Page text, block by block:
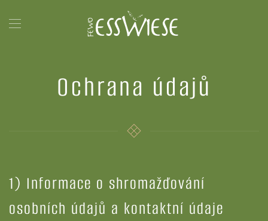
Přejít na hlavní obsah
Ochrana údajů
1) Informace o shromažďování
osobních údajů a kontaktní údaje